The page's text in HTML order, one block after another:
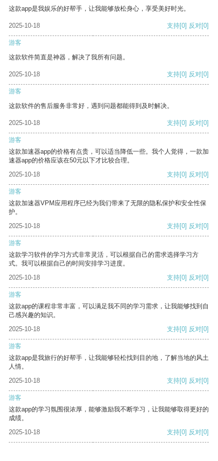
这款app是我娱乐的好帮手，让我能够放松身心，享受美好时光。
2025-10-18 支持[0] 反对[0]
游客
这款软件简直是神器，解决了我所有问题。
2025-10-18 支持[0] 反对[0]
游客
这款软件的售后服务非常好，遇到问题都能得到及时解决。
2025-10-18 支持[0] 反对[0]
游客
这款加速器app的价格有点贵，可以适当降低一些。我个人觉得，一款加
速器app的价格应该在50元以下才比较合理。
2025-10-18
支持[0] 反对[0]
游客
这款加速器VPM应用程序已经为我们带来了无限的隐私保护和安全性保
护。
2025-10-18
支持[0] 反对[0]
游客
这款学习软件的学习方式非常灵活，可以根据自己的需求选择学习方
式。我可以根据自己的时间安排学习进度。
2025-10-18
支持[0] 反对[0]
游客
这款app的课程非常丰富，可以满足我不同的学习需求，让我能够找到自
己感兴趣的知识。
2025-10-18
支持[0] 反对[0]
游客
这款app是我旅行的好帮手，让我能够轻松找到目的地，了解当地的风土
人情。
2025-10-18
支持[0] 反对[0]
游客
这款app的学习氛围很浓厚，能够激励我不断学习，让我能够取得更好的
成绩。
2025-10-18
支持[0] 反对[0]